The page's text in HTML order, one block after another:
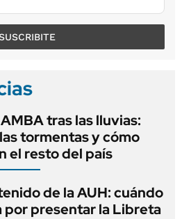
tras las lluvias:
tormentas y cómo
el resto del país
de la AUH: cuándo
por presentar la Libreta